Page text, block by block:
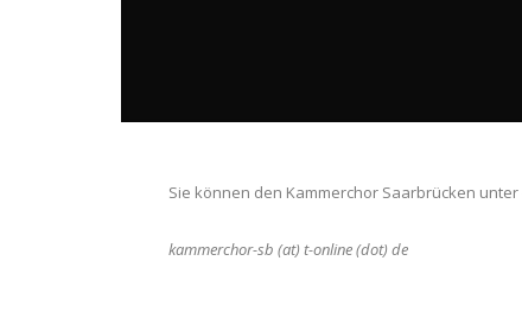
Sie können den Kammerchor Saarbrücken
kammerchor-sb (at) t-online (dot) de